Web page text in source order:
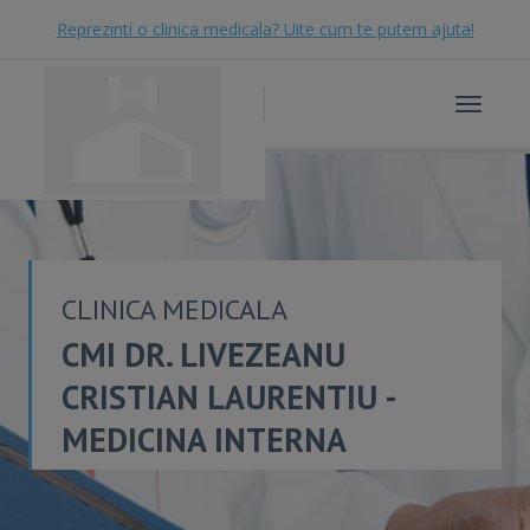
Reprezinti o clinica medicala? Uite cum te putem ajuta!
Toggle
CLINICA MEDICALA
CMI DR. LIVEZEANU
CRISTIAN LAURENTIU -
MEDICINA INTERNA